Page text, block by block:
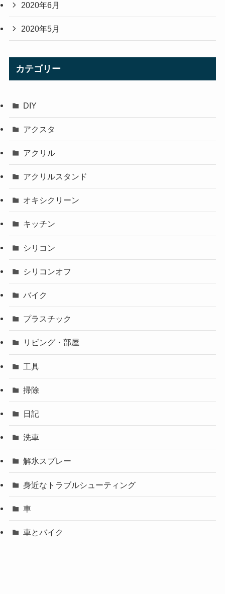
2020年6月
2020年5月
カテゴリー
DIY
アクスタ
アクリル
アクリルスタンド
オキシクリーン
キッチン
シリコン
シリコンオフ
バイク
プラスチック
リビング・部屋
工具
掃除
日記
洗車
解氷スプレー
身近なトラブルシューティング
車
車とバイク